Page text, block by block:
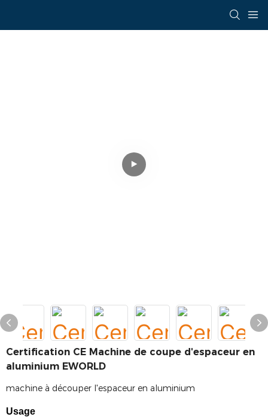
Certification CE Machine de coupe d'espaceur en
aluminium EWORLD
machine à découper l'espaceur en aluminium
Usage